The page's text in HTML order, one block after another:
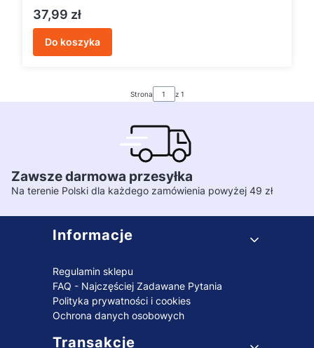
Cena
37,99 zł
Do koszyka
Strona z 1
Zawsze darmowa przesyłka
Na terenie Polski dla każdego zamówienia powyżej 49 zł
Linki w stopce
Informacje
Regulamin sklepu
FAQ - Najczęściej Zadawane Pytania
Polityka prywatności i cookies
Ochrona danych osobowych
Transakcje